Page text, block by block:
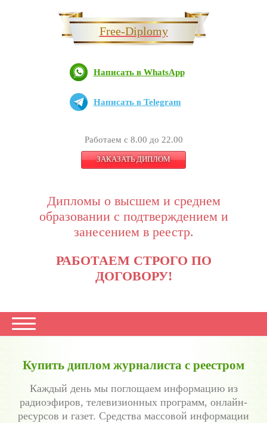
Free-Diplomy
Написать в WhatsApp
Написать в Telegram
Работаем с 8.00 до 22.00
ЗАКАЗАТЬ ДИПЛОМ
Дипломы о высшем и среднем
образовании с подтверждением и
занесением в реестр.
РАБОТАЕМ СТРОГО ПО
ДОГОВОРУ!
Купить диплом журналиста с реестром
Каждый день мы поглощаем информацию из
радиоэфиров, телевизионных программ, онлайн-
ресурсов и газет. Средства массовой информации